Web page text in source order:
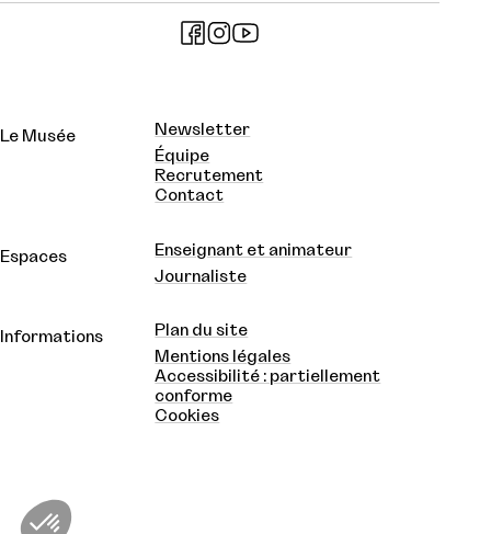
Le Musée
Newsletter
Équipe
Recrutement
Contact
Espaces
Enseignant et animateur
Journaliste
Informations
Plan du site
Mentions légales
Accessibilité : partiellement
conforme
Cookies